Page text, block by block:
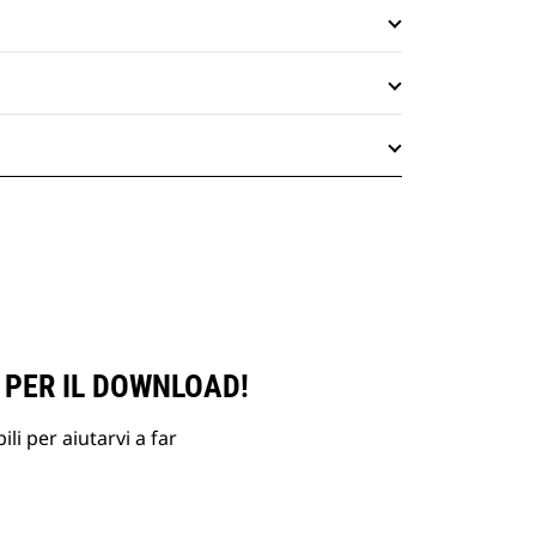
IL DOWNLOAD!
per aiutarvi a far